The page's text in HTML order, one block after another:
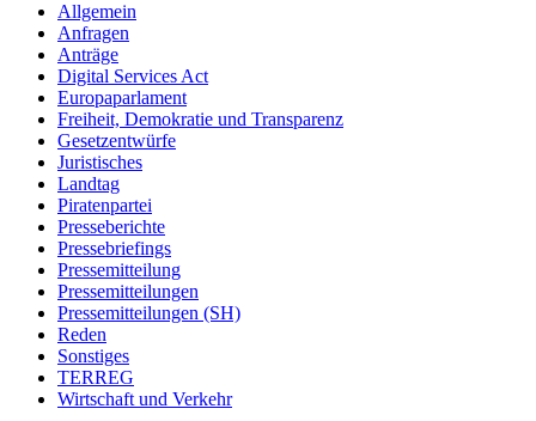
Allgemein
Anfragen
Anträge
Digital Services Act
Europaparlament
Freiheit, Demokratie und Transparenz
Gesetzentwürfe
Juristisches
Landtag
Piratenpartei
Presseberichte
Pressebriefings
Pressemitteilung
Pressemitteilungen
Pressemitteilungen (SH)
Reden
Sonstiges
TERREG
Wirtschaft und Verkehr